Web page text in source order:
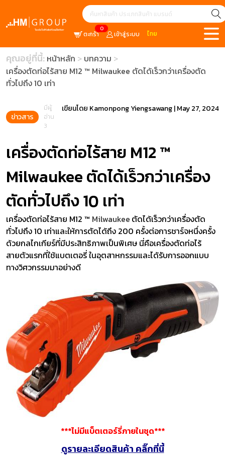
0
ตะกร้า เข้าสู่ระบบ ไทย
คุณอยู่ที่นี้: หน้าหลัก
บทความ
เครื่องตัดท่อไร้สาย M12 ™ Milwaukee ตัดได้เร็วกว่าเครื่องตัด
ทั่วไปถึง 10 เท่า
ข่าวสาร
มีผู้
อ่าน
3
เขียนโดย Kamonpong Yiengsawang|May 27, 2024
เครื่องตัดท่อไร้สาย M12 ™
Milwaukee ตัดได้เร็วกว่าเครื่อง
ตัดทั่วไปถึง 10 เท่า
เครื่องตัดท่อไร้สาย M12 ™ Milwaukee ตัดได้เร็วกว่าเครื่องตัด
ทั่วไปถึง 10 เท่าและให้การตัดได้ถึง 200 ครั้งต่อการชาร์จหนึ่งครั้ง
ด้วยกลไกเกียร์ที่มีประสิทธิภาพเป็นพิเศษ นี่คือเครื่องตัดท่อไร้
สายตัวแรกที่ใช้แบตเตอรี่ ในอุตสาหกรรมและได้รับการออกแบบ
ทางวิศวกรรมมาอย่างดี
***ไม่มีแบ็ตเตอร์รี่ภายในชุด***
ดูรายละเอียดสินค้า คลิ๊กที่นี้